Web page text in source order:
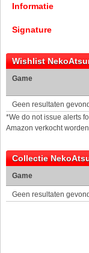
Informatie
Signature
Wishlist
Game
Geen resultaten
*We do not issue alerts
Amazon verkocht
Collectie
Game
Geen resultaten